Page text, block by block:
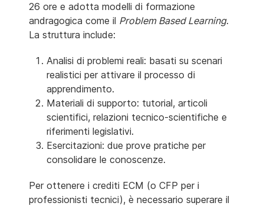
26 ore e adotta modelli di formazione
andragogica come il Problem Based Learning.
La struttura include:
Analisi di problemi reali: basati su scenari
realistici per attivare il processo di
apprendimento.
Materiali di supporto: tutorial, articoli
scientifici, relazioni tecnico-scientifiche e
riferimenti legislativi.
Esercitazioni: due prove pratiche per
consolidare le conoscenze.
Per ottenere i crediti ECM (o CFP per i
professionisti tecnici), è necessario superare il